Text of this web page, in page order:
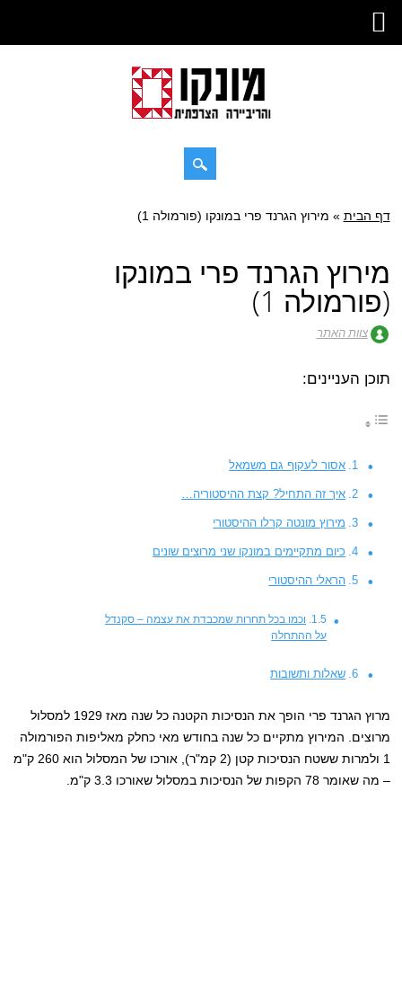
תפריט ראשי
דילוג
דף הבית » מירוץ הגרנד פרי במונקו (פורמולה 1)
מירוץ הגרנד פרי במונקו
(פורמולה 1)
צוות האתר
תוכן העניינים:
אסור לעקוף גם משמאל
איך זה התחיל? קצת ההיסטוריה…
מירוץ מונטה קרלו ההיסטורי
כיום מתקיימים במונקו שני מרוצים שונים
הראלי ההיסטורי
וכמו בכל תחרות שמכבדת את עצמה – סקנדל
על ההתחלה
שאלות ותשובות
מרוץ הגרנד פרי הופך את הנסיכות הקטנה כל שנה מאז 1929 למסלול
מרוצים. המירוץ מתקיים כל שנה בחודש מאי כחלק מאליפות הפורמולה
1 ולמרות ששטח הנסיכות קטן (2 קמ"ר), אורכו של המסלול הוא 260 ק"מ
– מה שאומר 78 הקפות של הנסיכות במסלול שאורכו 3.3 ק"מ.